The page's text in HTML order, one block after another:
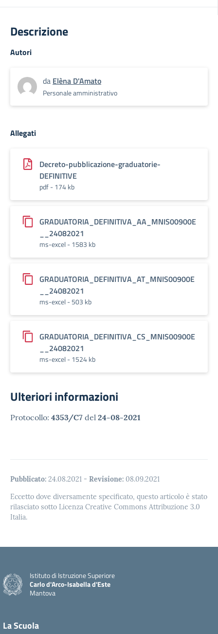
Descrizione
Autori
da Elèna D'Amato
Personale amministrativo
Allegati
Decreto-pubblicazione-graduatorie-
DEFINITIVE
pdf - 174 kb
GRADUATORIA_DEFINITIVA_AA_MNIS00900E
__24082021
ms-excel - 1583 kb
GRADUATORIA_DEFINITIVA_AT_MNIS00900E
__24082021
ms-excel - 503 kb
GRADUATORIA_DEFINITIVA_CS_MNIS00900E
__24082021
ms-excel - 1524 kb
Ulteriori informazioni
Protocollo: 4353/C7 del 24-08-2021
Pubblicato: 24.08.2021 - Revisione: 08.09.2021
Eccetto dove diversamente specificato, questo articolo è stato
rilasciato sotto Licenza Creative Commons Attribuzione 3.0
Italia.
Istituto di Istruzione Superiore
Carlo d'Arco-Isabella d'Este
Mantova
La Scuola